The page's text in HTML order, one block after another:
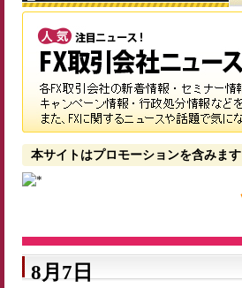
本サイトはプロモーションを含みます
8月7日